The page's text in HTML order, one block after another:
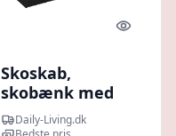
Quick
Skoskab,
skobænk med
hynde,
entrebænk, sort
Daily-Living.dk